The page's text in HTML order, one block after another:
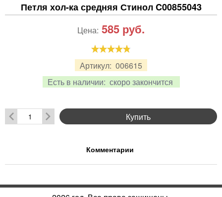
Петля хол-ка средняя Стинол C00855043
Артикул: 006615
Есть в наличии: скоро закончится
Цена: 585 руб.
Купить
Комментарии